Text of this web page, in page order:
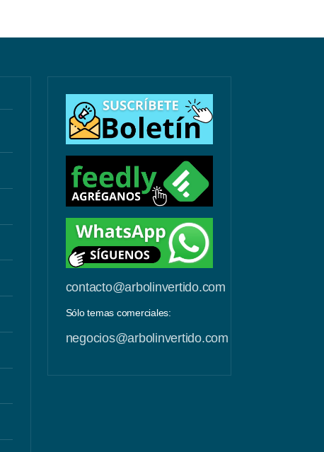
contacto@arbolinvertido.com
Sólo temas comerciales:
negocios@arbolinvertido.com